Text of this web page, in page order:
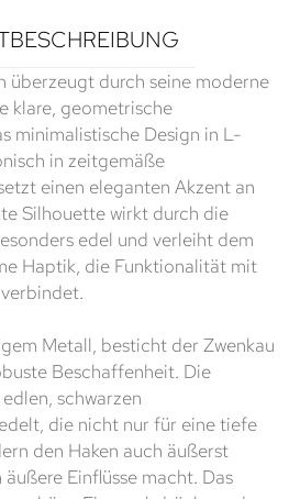
überzeugt durch seine moderne
klare, geometrische
minimalistische Design in L-
in zeitgemäße
einen eleganten Akzent an
Silhouette wirkt durch die
edel und verleiht dem
Haptik, die Funktionalität mit
Metall, besticht der Zwenkau
Beschaffenheit. Die
schwarzen
die nicht nur für eine tiefe
den Haken auch äußerst
Einflüsse macht. Das